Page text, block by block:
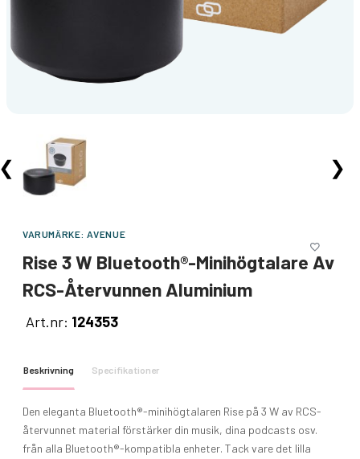
❯
VARUMÄRKE: AVENUE
Rise 3 W Bluetooth®-Minihögtalare Av
RCS-Återvunnen Aluminium
Art.nr: 124353
Beskrivning Specifikationer
Den eleganta Bluetooth®-minihögtalaren Rise på 3 W av RCS-
återvunnet material förstärker din musik, dina podcasts osv.
från alla Bluetooth®-kompatibla enheter. Tack vare det lilla